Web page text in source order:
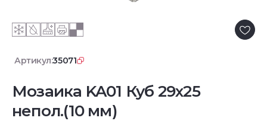
Артикул:35071
Мозаика KA01 Куб 29x25
непол.(10 мм)